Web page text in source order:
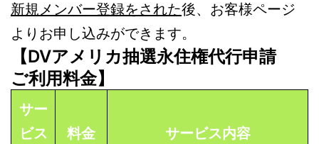
新規メンバー登録をされた後、お客様ページ
よりお申し込みができます。
【DVアメリカ抽選永住権代行申請
ご利用料金】
サー
ビス
料金 サービス内容